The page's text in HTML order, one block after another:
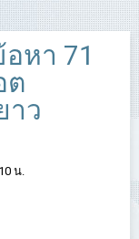
หา 71
ต
าว
น.